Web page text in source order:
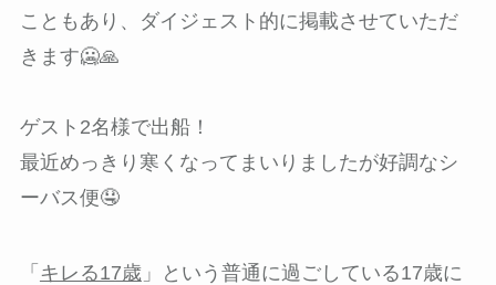
こともあり、ダイジェスト的に掲載させていただ
きます🥶🙏
ゲスト2名様で出船！
最近めっきり寒くなってまいりましたが好調なシ
ーバス便🤤
「 キレる17歳」という普通に過ごしている17歳に